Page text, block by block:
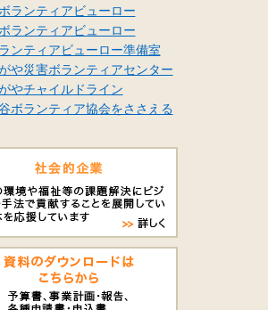
ランティアビューロー
ランティアビューロー
ンティアビューロー準備室
や災害ボランティアセンター
やチャイルドライン
ボランティア協会をささえる